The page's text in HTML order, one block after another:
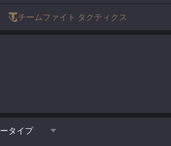
チームファイト タクティクス
タイプ